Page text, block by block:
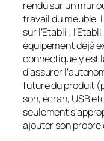
rendu sur un mur
travail du meuble.
sur l’Etabli ;
équipement déjà
connectique y est
d’assurer
future du produit
son, écran, USB
seulement
ajouter son propre